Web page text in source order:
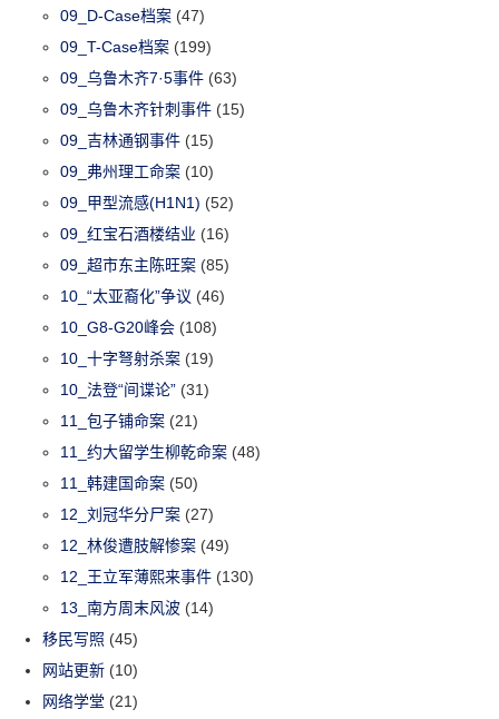
09_D-Case档案 (47)
09_T-Case档案 (199)
09_乌鲁木齐7·5事件 (63)
09_乌鲁木齐针刺事件 (15)
09_吉林通钢事件 (15)
09_弗州理工命案 (10)
09_甲型流感(H1N1) (52)
09_红宝石酒楼结业 (16)
09_超市东主陈旺案 (85)
10_“太亚裔化”争议 (46)
10_G8-G20峰会 (108)
10_十字弩射杀案 (19)
10_法登“间谍论” (31)
11_包子铺命案 (21)
11_约大留学生柳乾命案 (48)
11_韩建国命案 (50)
12_刘冠华分尸案 (27)
12_林俊遭肢解惨案 (49)
12_王立军薄熙来事件 (130)
13_南方周末风波 (14)
移民写照 (45)
网站更新 (10)
网络学堂 (21)